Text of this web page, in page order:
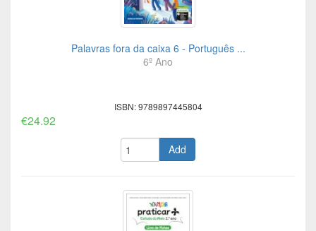
Palavras fora da caixa 6 - Português ...
6º Ano
ISBN: 9789897445804
€24.92
Add